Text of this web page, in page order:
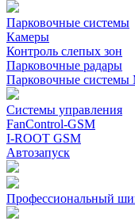
Парковочные системы
Камеры
Контроль слепых зон
Парковочные радары
Парковочные системы
Системы управления
FanControl-GSM
I-ROOT GSM
Автозапуск
Профессиональный